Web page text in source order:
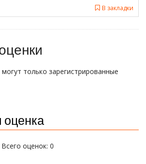
В закладки
только зарегистрированные
оценка
Всего оценок: 0